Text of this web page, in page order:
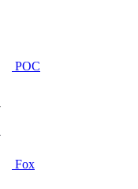
POC
Fox